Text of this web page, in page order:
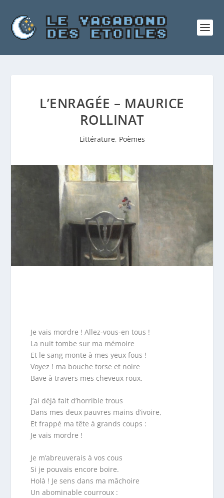
L’ENRAGÉE – MAURICE
ROLLINAT
Littérature, Poèmes
Je vais mordre ! Allez-vous-en tous !
La nuit tombe sur ma mémoire
Et le sang monte à mes yeux fous !
Voyez ! ma bouche torse et noire
Bave à travers mes cheveux roux.
J’ai déjà fait d’horrible trous
Dans mes deux pauvres mains d’ivoire,
Et frappé ma tête à grands coups :
Je vais mordre !
Je m’abreuverais à vos cous
Si je pouvais encore boire.
Holà ! Je sens dans ma mâchoire
Un abominable courroux :